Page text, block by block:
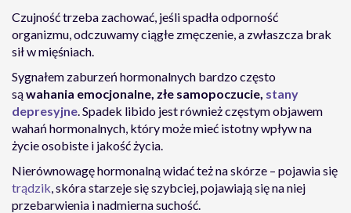
Czujność trzeba zachować, jeśli spadła odporność
organizmu, odczuwamy ciągłe zmęczenie, a zwłaszcza brak
sił w mięśniach.
Sygnałem zaburzeń hormonalnych bardzo często
sąwahania emocjonalne, złe samopoczucie, stany
depresyjne. Spadek libido jest również częstym objawem
wahań hormonalnych, który może mieć istotny wpływ na
życie osobiste i jakość życia.
Nierównowagę hormonalną widać też na skórze – pojawia się
trądzik, skóra starzeje się szybciej, pojawiają się na niej
przebarwienia i nadmierna suchość.